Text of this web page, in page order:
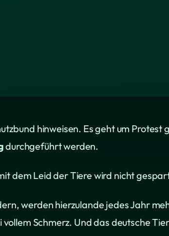
hinweisen. Es geht um Protest
durchgeführt werden.
dem Leid der Tiere wird nicht
werden hierzulande jedes Jahr
Schmerz. Und das deutsche